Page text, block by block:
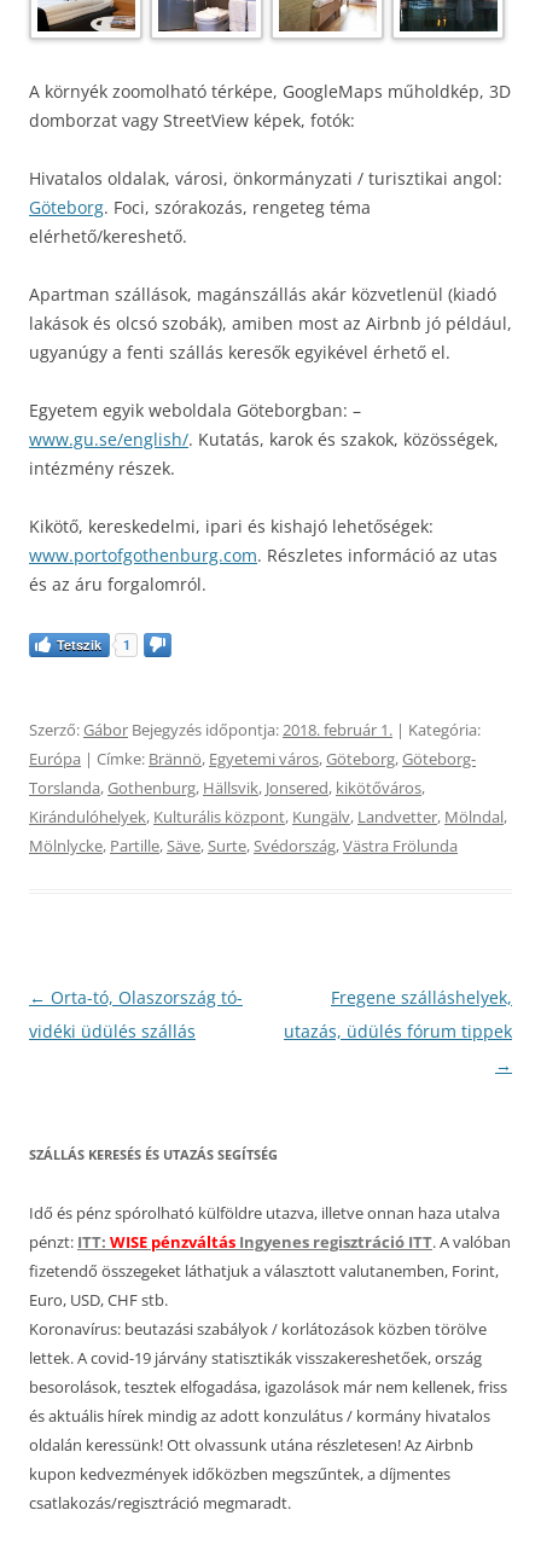
A környék zoomolható térképe, GoogleMaps műholdkép, 3D
domborzat vagy StreetView képek, fotók:
Hivatalos oldalak, városi, önkormányzati / turisztikai angol:
Göteborg. Foci, szórakozás, rengeteg téma
elérhető/kereshető.
Apartman szállások, magánszállás akár közvetlenül (kiadó
lakások és olcsó szobák), amiben most az Airbnb jó például,
ugyanúgy a fenti szállás keresők egyikével érhető el.
Egyetem egyik weboldala Göteborgban: –
www.gu.se/english/. Kutatás, karok és szakok, közösségek,
intézmény részek.
Kikötő, kereskedelmi, ipari és kishajó lehetőségek:
www.portofgothenburg.com. Részletes információ az utas
és az áru forgalomról.
Tetszik 1
Szerző:Gábor Bejegyzés időpontja: 2018. február 1. | Kategória:
Európa | Címke: Brännö, Egyetemi város,Göteborg,Göteborg-
Torslanda,Gothenburg‎, Hällsvik, Jonsered, kikötőváros,
Kirándulóhelyek, Kulturális központ, Kungälv, Landvetter, Mölndal,
Mölnlycke, Partille, Säve, Surte, Svédország,Västra Frölunda
Bejegyzés
navigáció
← Orta-tó, Olaszország tó-
vidéki üdülés szállás
Fregene szálláshelyek,
utazás, üdülés fórum tippek
→
SZÁLLÁS KERESÉS ÉS UTAZÁS SEGÍTSÉG
Idő és pénz spórolható külföldre utazva, illetve onnan haza utalva
pénzt: ITT: WISE pénzváltás Ingyenes regisztráció ITT. A valóban
fizetendő összegeket láthatjuk a választott valutanemben, Forint,
Euro, USD, CHF stb.
Koronavírus: beutazási szabályok / korlátozások közben törölve
lettek. A covid-19 járvány statisztikák visszakereshetőek, ország
besorolások, tesztek elfogadása, igazolások már nem kellenek, friss
és aktuális hírek mindig az adott konzulátus / kormány hivatalos
oldalán keressünk! Ott olvassunk utána részletesen! Az Airbnb
kupon kedvezmények időközben megszűntek, a díjmentes
csatlakozás/regisztráció megmaradt.